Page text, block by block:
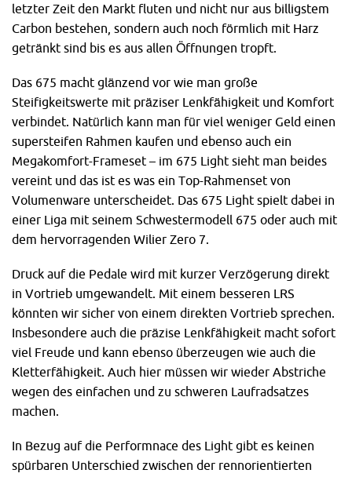
letzter Zeit den Markt fluten und nicht nur aus billigstem
Carbon bestehen, sondern auch noch förmlich mit Harz
getränkt sind bis es aus allen Öffnungen tropft.
Das 675 macht glänzend vor wie man große
Steifigkeitswerte mit präziser Lenkfähigkeit und Komfort
verbindet. Natürlich kann man für viel weniger Geld einen
supersteifen Rahmen kaufen und ebenso auch ein
Megakomfort-Frameset – im 675 Light sieht man beides
vereint und das ist es was ein Top-Rahmenset von
Volumenware unterscheidet. Das 675 Light spielt dabei in
einer Liga mit seinem Schwestermodell 675 oder auch mit
dem hervorragenden Wilier Zero 7.
Druck auf die Pedale wird mit kurzer Verzögerung direkt
in Vortrieb umgewandelt. Mit einem besseren LRS
könnten wir sicher von einem direkten Vortrieb sprechen.
Insbesondere auch die präzise Lenkfähigkeit macht sofort
viel Freude und kann ebenso überzeugen wie auch die
Kletterfähigkeit. Auch hier müssen wir wieder Abstriche
wegen des einfachen und zu schweren Laufradsatzes
machen.
In Bezug auf die Performnace des Light gibt es keinen
spürbaren Unterschied zwischen der rennorientierten